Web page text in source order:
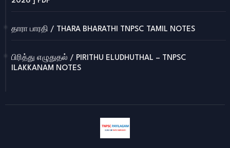
தாரா பாரதி / THARA BHARATHI TNPSC TAMIL NOTES
பிரித்து எழுதுதல் / PIRITHU ELUDHUTHAL – TNPSC
ILAKKANAM NOTES